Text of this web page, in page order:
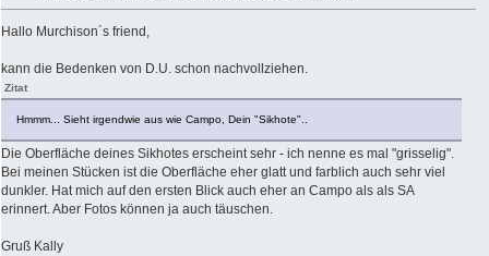
Hallo Murchison´s friend,
kann die Bedenken von D.U. schon nachvollziehen.
Zitat
Hmmm... Sieht irgendwie aus wie Campo, Dein "Sikhote"..
Die Oberfläche deines Sikhotes erscheint sehr - ich nenne es mal "grisselig".
Bei meinen Stücken ist die Oberfläche eher glatt und farblich auch sehr viel
dunkler. Hat mich auf den ersten Blick auch eher an Campo als als SA
erinnert. Aber Fotos können ja auch täuschen.
Gruß Kally